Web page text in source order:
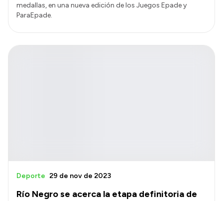
medallas, en una nueva edición de los Juegos Epade y
ParaEpade.
Río Negro se acerca la etapa definitoria de
Deporte 29 de nov de 2023